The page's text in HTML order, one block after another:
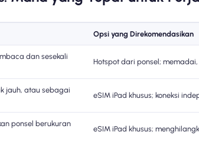
Opsi yang Direkomendasikan
dan sesekali
Hotspot dari ponsel;
jauh, atau sebagai
eSIM iPad khusus; koneksi
ponsel berukuran
eSIM iPad khusus;